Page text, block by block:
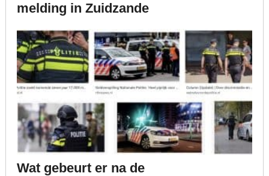
melding in Zuidzande
Wat gebeurt er na de